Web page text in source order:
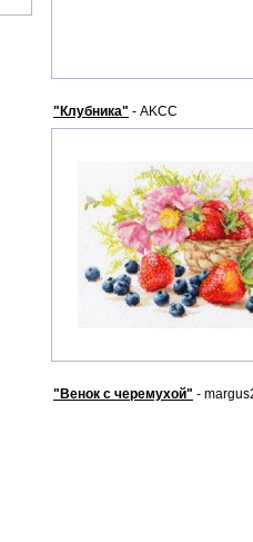
"Клубника" - AKCC
"Венок с черемухой" -